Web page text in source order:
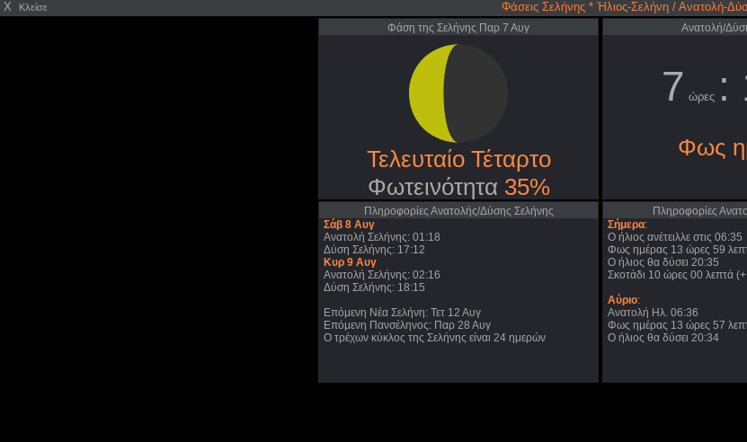
X Κλείσε Φάσεις Σελήνης * Ήλιος-Σελήνη / Ανατολή-
Φάση της Σελήνης Παρ 7 Αυγ
Τελευταίο Τέταρτο
Φωτεινότητα 35%
Ανατολή/
7 ώρες :
Φως
Πληροφορίες Ανατολής/Δύσης Σελήνης
Σάβ 8 Αυγ
Ανατολή Σελήνης: 01:18
Δύση Σελήνης: 17:12
Κυρ 9 Αυγ
Ανατολή Σελήνης: 02:16
Δύση Σελήνης: 18:15
Επόμενη Νέα Σελήνη: Τετ 12 Αυγ
Επόμενη Πανσέληνος: Παρ 28 Αυγ
Ο τρέχων κύκλος της Σελήνης είναι 24 ημερών
Πληροφορίες
Σήμερα:
Ο ήλιος ανέτειλλε στις 06:35
Φως ημέρας 13 ώρες 59
Ο ήλιος θα δύσει 20:35
Σκοτάδι 10 ώρες 00 λεπτά
Αύριο:
Ανατολή Ηλ. 06:36
Φως ημέρας 13 ώρες 57
Ο ήλιος θα δύσει 20:34